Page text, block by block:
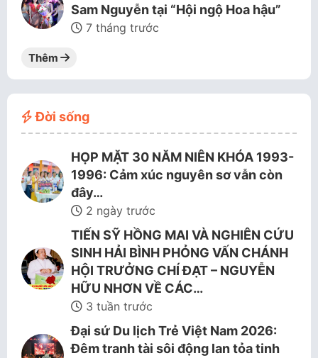
Sam Nguyễn tại “Hội ngộ Hoa hậu”
7 tháng trước
Thêm
Đời sống
HỌP MẶT 30 NĂM NIÊN KHÓA 1993-
1996: Cảm xúc nguyên sơ vẫn còn
đây…
2 ngày trước
TIẾN SỸ HỒNG MAI VÀ NGHIÊN CỨU
SINH HẢI BÌNH PHỎNG VẤN CHÁNH
HỘI TRƯỞNG CHÍ ĐẠT – NGUYỄN
HỮU NHƠN VỀ CÁC…
3 tuần trước
Đại sứ Du lịch Trẻ Việt Nam 2026:
Đêm tranh tài sôi động lan tỏa tinh